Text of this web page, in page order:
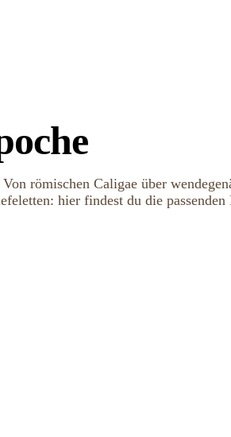
römischen Caligae über
hier findest du die passenden